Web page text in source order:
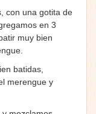
con una gotita de
en 3
muy bien
batidas,
merengue y